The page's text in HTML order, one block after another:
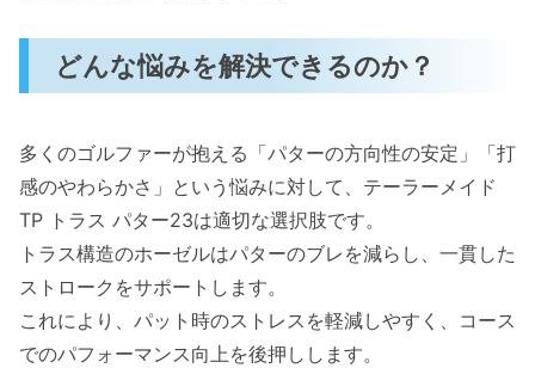
どんな悩みを解決できるのか？
多くのゴルファーが抱える「パターの方向性の安定」「打
感のやわらかさ」という悩みに対して、テーラーメイド
TP トラス パター23は適切な選択肢です。
トラス構造のホーゼルはパターのブレを減らし、一貫した
ストロークをサポートします。
これにより、パット時のストレスを軽減しやすく、コース
でのパフォーマンス向上を後押しします。